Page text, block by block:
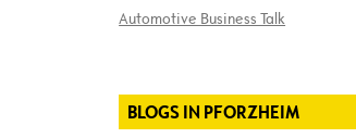
Automotive Business Talk
BLOGS IN PFORZHEIM